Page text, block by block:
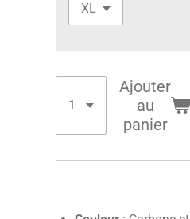
Ajouter
au
panier